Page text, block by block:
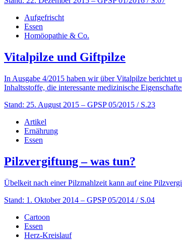
Aufgefrischt
Essen
Homöopathie & Co.
Vitalpilze und Giftpilze
In Ausgabe 4/2015 haben wir über Vitalpilze berichtet
Inhaltsstoffe, die interessante medizinische
Stand: 25. August 2015 – GPSP 05/2015 / S.23
Artikel
Ernährung
Essen
Pilzvergiftung – was tun?
Übelkeit nach einer Pilzmahlzeit kann auf eine
Stand: 1. Oktober 2014 – GPSP 05/2014 / S.04
Cartoon
Essen
Herz-Kreislauf